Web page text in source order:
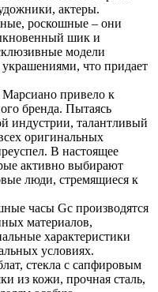
актеры.
роскошные – они
шик и
модели
что придает
привело к
бренда. Пытаясь
индустрии, талантливый
оригинальных
В настоящее
активно выбирают
люди, стремящиеся к
часы Gc производятся
материалов,
характеристики
условиях.
стекла с сапфировым
из кожи, прочная сталь,